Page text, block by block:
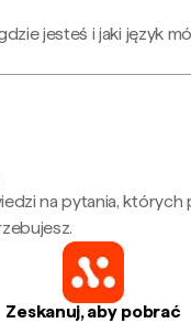
jesteś i jaki język
na pytania, których
Zeskanuj, aby pobrać